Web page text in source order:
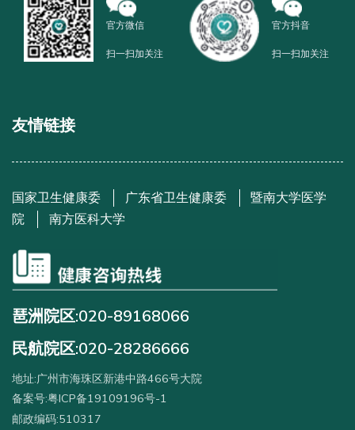
官方微信
扫一扫加关注
官方抖音
扫一扫加关注
友情链接
国家卫生健康委 广东省卫生健康委
暨南大学医学
院
南方医科大学
琶洲院区:020-89168066
民航院区:020-28286666
地址:广州市海珠区新港中路466号大院
备案号:粤ICP备19109196号-1
邮政编码:510317